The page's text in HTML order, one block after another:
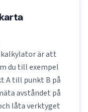
är att
du till exempel
A till punkt B på
avståndet på
låta verktyget